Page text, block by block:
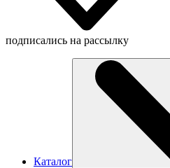
подписались на рассылку
Каталог